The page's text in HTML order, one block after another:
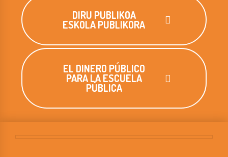
DIRU PUBLIKOA
ESKOLA PUBLIKORA
EL DINERO PÚBLICO
PARA LA ESCUELA
PÚBLICA